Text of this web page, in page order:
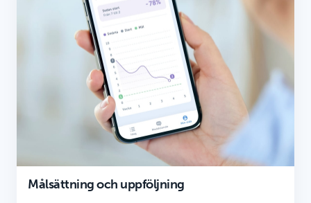
Målsättning och uppföljning